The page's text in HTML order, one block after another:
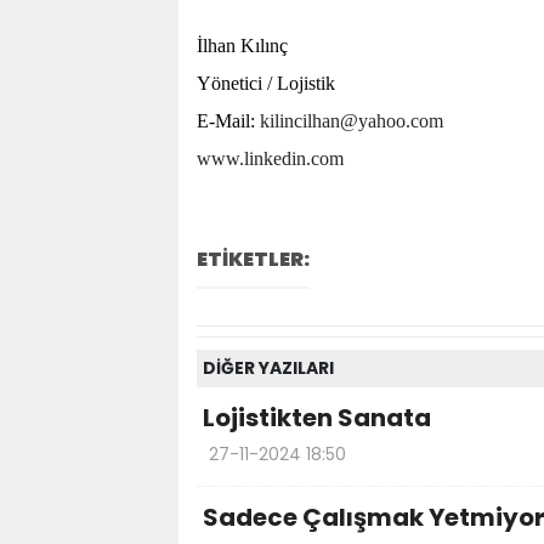
İlhan Kılınç
Yönetici / Lojistik
E-Mail: kilincilhan@yahoo.com
www.linkedin.com
ETİKETLER:
DİĞER YAZILARI
Lojistikten Sanata
27-11-2024 18:50
Sadece Çalışmak Yetmiyor